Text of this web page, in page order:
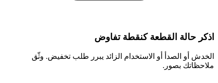
اذكر حالة القطعة كنقطة تفاوض
الخدش أو الصدأ أو الاستخدام الزائد يبرر طلب تخفيض. وثّق
ملاحظاتك بصور.